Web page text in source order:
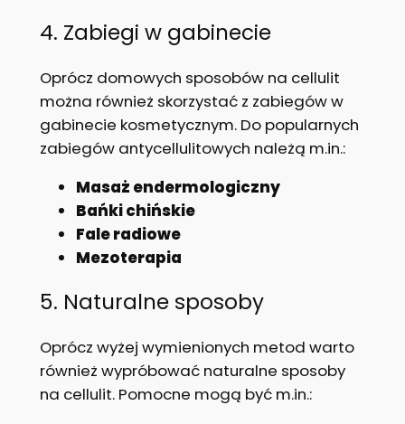
4. Zabiegi w gabinecie
Oprócz domowych sposobów na cellulit
można również skorzystać z zabiegów w
gabinecie kosmetycznym. Do popularnych
zabiegów antycellulitowych należą m.in.:
Masaż endermologiczny
Bańki chińskie
Fale radiowe
Mezoterapia
5. Naturalne sposoby
Oprócz wyżej wymienionych metod warto
również wypróbować naturalne sposoby
na cellulit. Pomocne mogą być m.in.: